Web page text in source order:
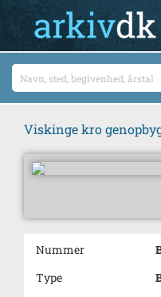
Viskinge kro
Nummer
Type